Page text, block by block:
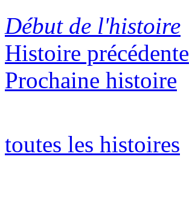
Début de l'histoire
Histoire précédente
Prochaine histoire
toutes les histoires